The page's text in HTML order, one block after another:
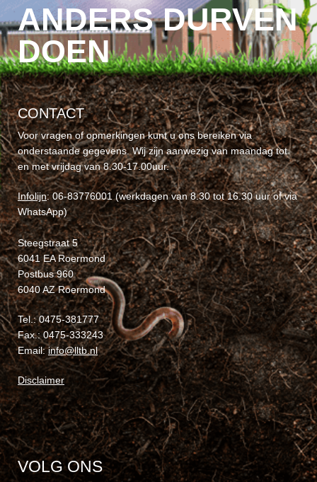
ANDERS DURVEN
DOEN
CONTACT
Voor vragen of opmerkingen kunt u ons bereiken via
onderstaande gegevens. Wij zijn aanwezig van maandag tot
en met vrijdag van 8.30-17.00uur.
Infolijn: 06-83776001 (werkdagen van 8.30 tot 16.30 uur of via
WhatsApp)
Steegstraat 5
6041 EA Roermond
Postbus 960
6040 AZ Roermond
Tel.: 0475-381777
Fax.: 0475-333243
Email:info@lltb.nl
Disclaimer
VOLG ONS